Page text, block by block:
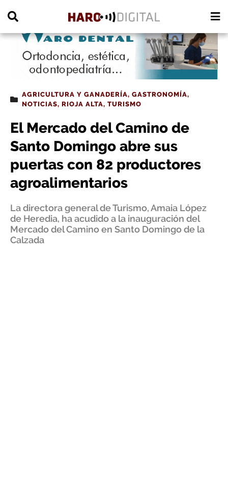
AGRICULTURA Y GANADERÍA, GASTRONOMÍA,
NOTICIAS, RIOJA ALTA, TURISMO
El Mercado del Camino de
Santo Domingo abre sus
puertas con 82 productores
agroalimentarios
La directora general de Turismo, Amaia López
de Heredia, ha acudido a la inauguración del
Mercado del Camino en Santo Domingo de la
Calzada